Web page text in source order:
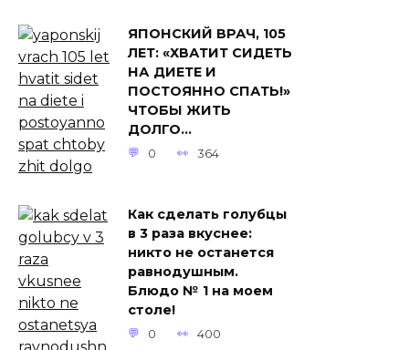
ЯПОНСКИЙ ВРАЧ, 105
ЛЕТ: «ХВАТИТ СИДЕТЬ
НА ДИЕТЕ И
ПОСТОЯННО СПАТЬ!»
ЧТОБЫ ЖИТЬ
ДОЛГО…
0 364
Как сделать голубцы
в 3 раза вкуснее:
никто не останется
равнодушным.
Блюдо № 1 на моем
столе!
0 400